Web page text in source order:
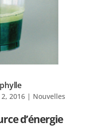
2016| Nouvelles
d’énergie